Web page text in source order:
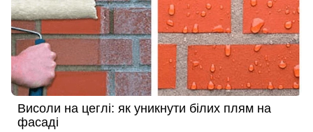
Висоли на цеглі: як уникнути білих плям на
фасаді